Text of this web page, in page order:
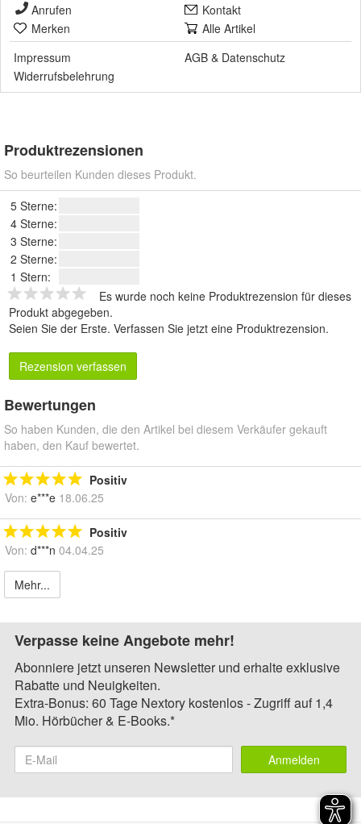
Anrufen
Kontakt
Merken
Alle Artikel
Impressum
AGB & Datenschutz
Widerrufsbelehrung
Produktrezensionen
So beurteilen Kunden dieses Produkt.
5 Sterne:
4 Sterne:
3 Sterne:
2 Sterne:
1 Stern:
Es wurde noch keine Produktrezension für dieses
Produkt abgegeben.
Seien Sie der Erste. Verfassen Sie jetzt eine Produktrezension.
Rezension verfassen
Bewertungen
So haben Kunden, die den Artikel bei diesem Verkäufer gekauft
haben, den Kauf bewertet.
Positiv
Von: e***e 18.06.25
Positiv
Von: d***n 04.04.25
Mehr...
Verpasse keine Angebote mehr!
Abonniere jetzt unseren Newsletter und erhalte exklusive
Rabatte und Neuigkeiten.
Extra-Bonus: 60 Tage Nextory kostenlos - Zugriff auf 1,4
Mio. Hörbücher & E-Books.*
Anmelden